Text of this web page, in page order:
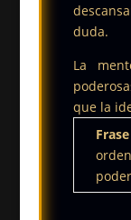
duda.
La
que la